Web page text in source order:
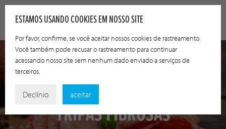
TRIPAS FIBROSAS
ESTAMOS USANDO COOKIES EM NOSSO SITE
Por favor, confirme, se você aceitar nossos cookies de rastreamento.
Você também pode recusar o rastreamento para continuar
acessando nosso site sem nenhum dado enviado a serviços de
terceiros.
Declínio aceitar